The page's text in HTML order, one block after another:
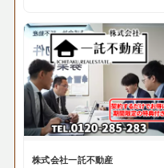
株式会社一託不動産